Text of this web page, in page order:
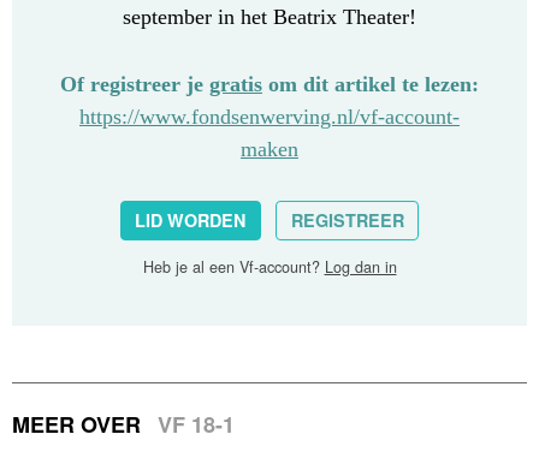
september in het Beatrix Theater!
Of registreer je gratis om dit artikel te lezen:
https://www.fondsenwerving.nl/vf-account-
maken
LID WORDEN REGISTREER
Heb je al een Vf-account? Log dan in
MEER OVER VF 18-1